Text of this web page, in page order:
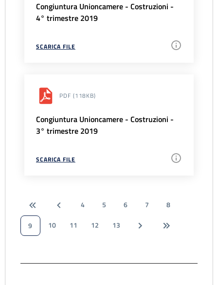
Congiuntura Unioncamere - Costruzioni -
4° trimestre 2019
SCARICA FILE
PDF (118KB)
Congiuntura Unioncamere - Costruzioni -
3° trimestre 2019
SCARICA FILE
4 5 6 7
8
9
10 11 12 13